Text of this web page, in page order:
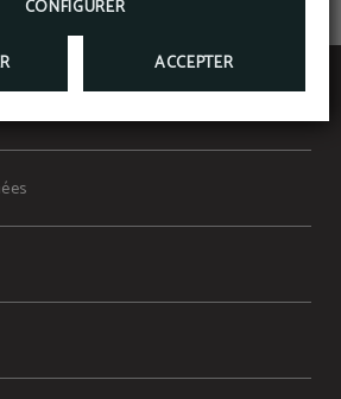
CONFIGURER
ACCEPTER
- Las Palmas de Gran